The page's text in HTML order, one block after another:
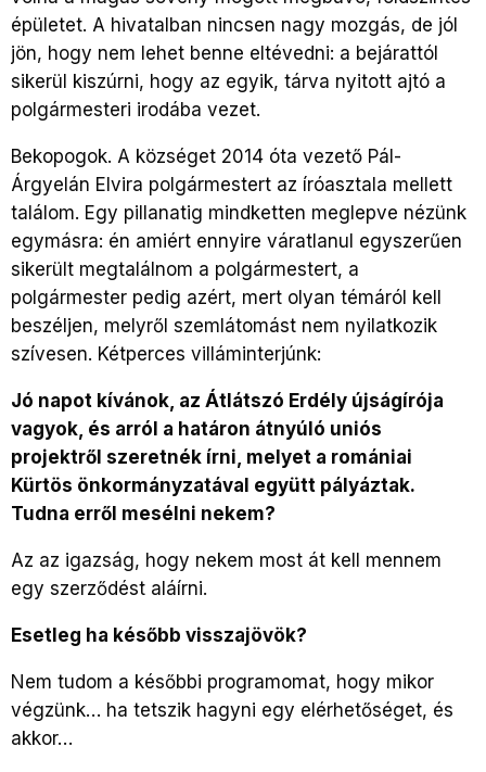
épületet. A hivatalban nincsen nagy mozgás, de jól
jön, hogy nem lehet benne eltévedni: a bejárattól
sikerül kiszúrni, hogy az egyik, tárva nyitott ajtó a
polgármesteri irodába vezet.
Bekopogok. A községet 2014 óta vezető Pál-
Árgyelán Elvira polgármestert az íróasztala mellett
találom. Egy pillanatig mindketten meglepve nézünk
egymásra: én amiért ennyire váratlanul egyszerűen
sikerült megtalálnom a polgármestert, a
polgármester pedig azért, mert olyan témáról kell
beszéljen, melyről szemlátomást nem nyilatkozik
szívesen. Kétperces villáminterjúnk:
Jó napot kívánok, az Átlátszó Erdély újságírója
vagyok, és arról a határon átnyúló uniós
projektről szeretnék írni, melyet a romániai
Kürtös önkormányzatával együtt pályáztak.
Tudna erről mesélni nekem?
Az az igazság, hogy nekem most át kell mennem
egy szerződést aláírni.
Esetleg ha később visszajövök?
Nem tudom a későbbi programomat, hogy mikor
végzünk… ha tetszik hagyni egy elérhetőséget, és
akkor…